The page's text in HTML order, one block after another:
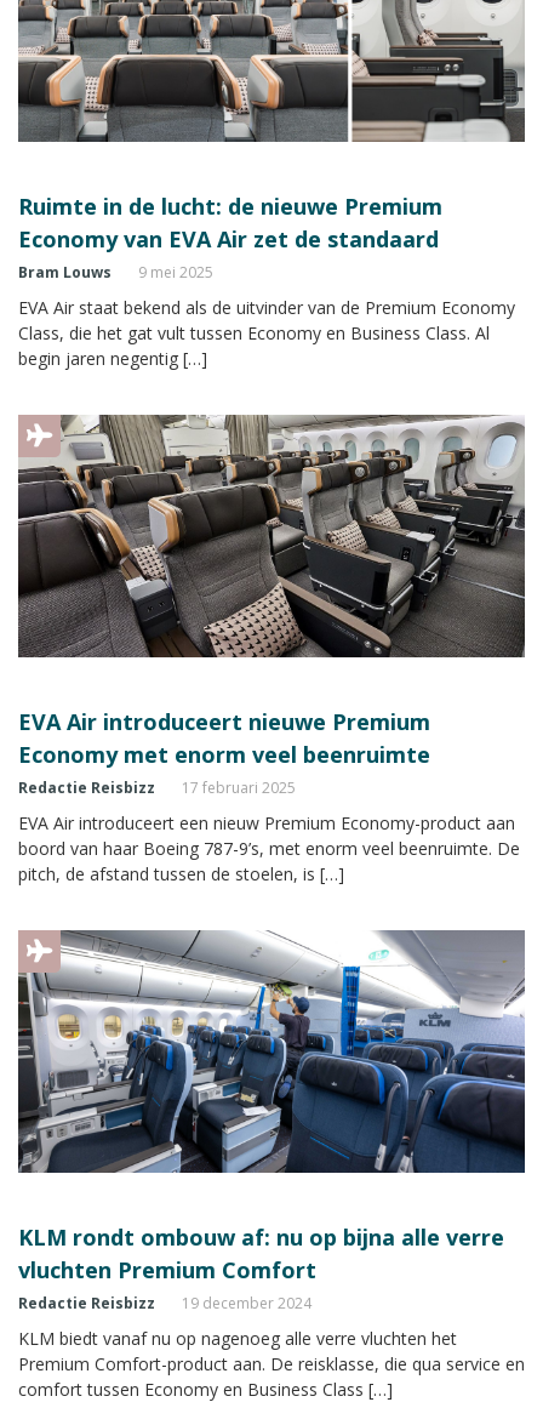
Ruimte in de lucht: de nieuwe Premium
Economy van EVA Air zet de standaard
Bram Louws 9 mei 2025
EVA Air staat bekend als de uitvinder van de Premium Economy
Class, die het gat vult tussen Economy en Business Class. Al
begin jaren negentig […]
EVA Air introduceert nieuwe Premium
Economy met enorm veel beenruimte
Redactie Reisbizz 17 februari 2025
EVA Air introduceert een nieuw Premium Economy-product aan
boord van haar Boeing 787-9’s, met enorm veel beenruimte. De
pitch, de afstand tussen de stoelen, is […]
KLM rondt ombouw af: nu op bijna alle verre
vluchten Premium Comfort
Redactie Reisbizz 19 december 2024
KLM biedt vanaf nu op nagenoeg alle verre vluchten het
Premium Comfort-product aan. De reisklasse, die qua service en
comfort tussen Economy en Business Class […]